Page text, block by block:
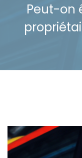
Peut-on